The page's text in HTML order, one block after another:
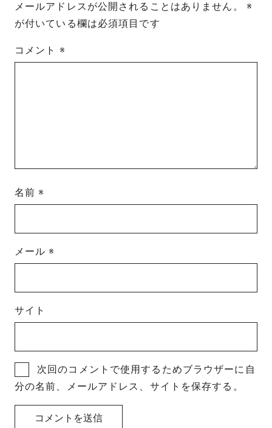
メールアドレスが公開されることはありません。
※
が付いている欄は必須項目です
コメント ※
名前※
メール※
サイト
次回のコメントで使用するためブラウザーに自
分の名前、メールアドレス、サイトを保存する。